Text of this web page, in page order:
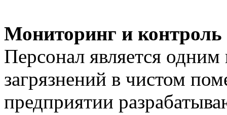
Мониторинг и контроль
Персонал является
загрязнений в чистом
предприятии